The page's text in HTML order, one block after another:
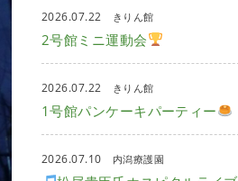
2026.07.22 きりん館
2号館ミニ運動会
2026.07.22 きりん館
1号館パンケーキパーティー
2026.07.10 内潟療護園